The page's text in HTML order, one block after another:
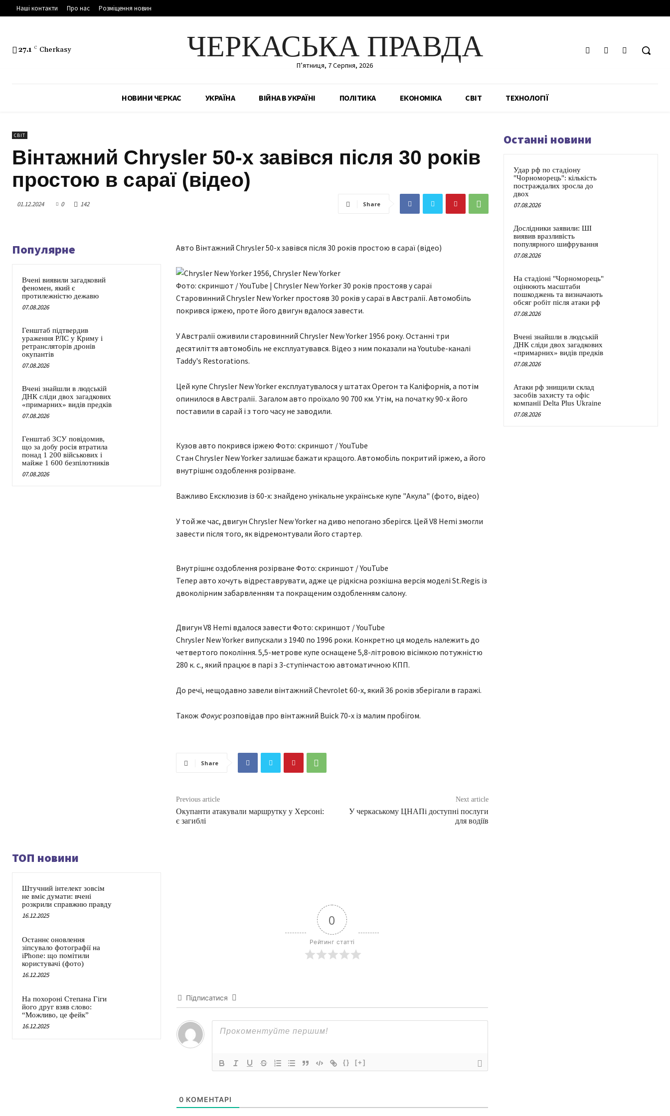
Наші контакти Про нас Розміщення новин
27.1 C Cherkasy ЧЕРКАСЬКА ПРАВДА
П’ятниця, 7 Серпня, 2026
НОВИНИ ЧЕРКАС УКРАЇНА ВІЙНА В УКРАЇНІ ПОЛІТИКА ЕКОНОМІКА СВІТ ТЕХНОЛОГІЇ
СВІТ
Вінтажний Chrysler 50-х завівся після 30 років
простою в сараї (відео)
01.12.2024 0 142 Share
Популярне
Вчені виявили загадковий
феномен, який є
протилежністю дежавю
07.08.2026
Генштаб підтвердив
ураження РЛС у Криму і
ретрансляторів дронів
окупантів
07.08.2026
Вчені знайшли в людській
ДНК сліди двох загадкових
«примарних» видів предків
07.08.2026
Генштаб ЗСУ повідомив,
що за добу росія втратила
понад 1 200 військових і
майже 1 600 безпілотників
07.08.2026
Авто Вінтажний Chrysler 50-х завівся після 30 років простою в сараї (відео)
Фото: скриншот / YouTube | Chrysler New Yorker 30 років простояв у сараї
Старовинний Chrysler New Yorker простояв 30 років у сараї в Австралії. Автомобіль
покрився іржею, проте його двигун вдалося завести.
У Австралії оживили старовинний Chrysler New Yorker 1956 року. Останні три
десятиліття автомобіль не експлуатувався. Відео з ним показали на Youtube-каналі
Taddy's Restorations.
Цей купе Chrysler New Yorker експлуатувалося у штатах Орегон та Каліфорнія, а потім
опинилося в Австралії. Загалом авто проїхало 90 700 км. Утім, на початку 90-х його
поставили в сарай і з того часу не заводили.
Кузов авто покрився іржею Фото: скриншот / YouTube
Стан Chrysler New Yorker залишає бажати кращого. Автомобіль покритий іржею, а його
внутрішнє оздоблення розірване.
Важливо Ексклюзив із 60-х: знайдено унікальне українське купе "Акула" (фото, відео)
У той же час, двигун Chrysler New Yorker на диво непогано зберігся. Цей V8 Hemi змогли
завести після того, як відремонтували його стартер.
Внутрішнє оздоблення розірване Фото: скриншот / YouTube
Тепер авто хочуть відреставрувати, адже це рідкісна розкішна версія моделі St.Regis із
двоколірним забарвленням та покращеним оздобленням салону.
Двигун V8 Hemi вдалося завести Фото: скриншот / YouTube
Chrysler New Yorker випускали з 1940 по 1996 роки. Конкретно ця модель належить до
четвертого покоління. 5,5-метрове купе оснащене 5,8-літровою вісімкою потужністю
280 к. с., який працює в парі з 3-ступінчастою автоматичною КПП.
До речі, нещодавно завели вінтажний Chevrolet 60-х, який 36 років зберігали в гаражі.
Також Фокусрозповідав про вінтажний Buick 70-х із малим пробігом.
Share
Previous article
Окупанти атакували маршрутку у Херсоні:
є загиблі
Next article
У черкаському ЦНАПі доступні послуги
для водіїв
ТОП новини
Штучний інтелект зовсім
не вміє думати: вчені
розкрили справжню правду
16.12.2025
Останнє оновлення
зіпсувало фотографії на
iPhone: що помітили
користувачі (фото)
16.12.2025
На похороні Степана Гіги
його друг взяв слово:
“Можливо, це фейк”
16.12.2025
0
Рейтинг статті
Підписатися
{} [+]
0 КОМЕНТАРІ
Останні новини
Удар рф по стадіону
"Чорноморець": кількість
постраждалих зросла до
двох
07.08.2026
Дослідники заявили: ШІ
виявив вразливість
популярного шифрування
07.08.2026
На стадіоні "Чорноморець"
оцінюють масштаби
пошкоджень та визначають
обсяг робіт після атаки рф
07.08.2026
Вчені знайшли в людській
ДНК сліди двох загадкових
«примарних» видів предків
07.08.2026
Атаки рф знищили склад
засобів захисту та офіс
компанії Delta Plus Ukraine
07.08.2026